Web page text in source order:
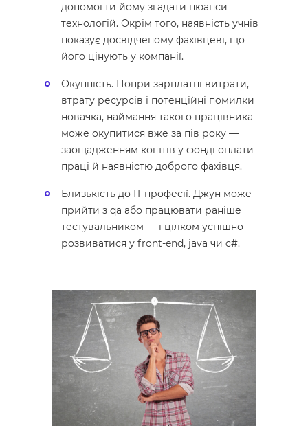
допомогти йому згадати нюанси
технологій. Окрім того, наявність учнів
показує досвідченому фахівцеві, що
його цінують у компанії.
Окупність. Попри зарплатні витрати,
втрату ресурсів і потенційні помилки
новачка, наймання такого працівника
може окупитися вже за пів року —
заощадженням коштів у фонді оплати
праці й наявністю доброго фахівця.
Близькість до ІТ професії. Джун може
прийти з qa або працювати раніше
тестувальником — і цілком успішно
розвиватися у front-end, java чи c#.